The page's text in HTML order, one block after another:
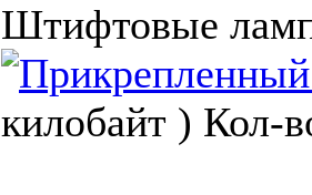
Штифтовые
килобайт ) Кол-